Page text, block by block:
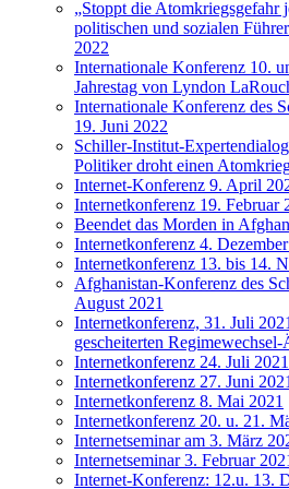
„Stoppt die Atomkriegsgefahr
politischen und sozialen
2022
Internationale Konferenz 10.
Jahrestag von Lyndon
Internationale Konferenz des
19. Juni 2022
Schiller-Institut-
Politiker droht einen
Internet-Konferenz 9. April
Internetkonferenz 19. Februar
Beendet das Morden in
Internetkonferenz 4.
Internetkonferenz 13. bis 14.
Afghanistan-Konferenz des
August 2021
Internetkonferenz, 31. Juli
gescheiterten Regimewechsel-
Internetkonferenz 24. Juli 2021
Internetkonferenz 27. Juni 2021
Internetkonferenz 8. Mai 2021
Internetkonferenz 20. u. 21.
Internetseminar am 3. März
Internetseminar 3. Februar
Internet-Konferenz: 12.u. 13.